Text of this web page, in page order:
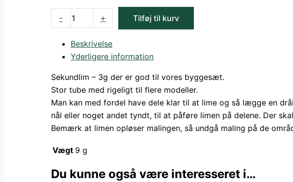
-
Sekundlim
-
+ Tilføj til kurv
Beskrivelse
Yderligere information
Sekundlim – 3g der er god til vores byggesæt.
Stor tube med rigeligt til flere modeller.
Man kan med fordel have dele klar til at lime og så lægge en
nål eller noget andet tyndt, til at påføre limen på delene. Der
Bemærk at limen opløser malingen, så undgå maling på de
Vægt 9 g
Du kunne også være interesseret i…